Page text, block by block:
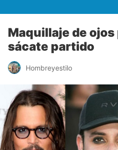
Maquillaje de ojos
sácate partido
Hombreyestilo